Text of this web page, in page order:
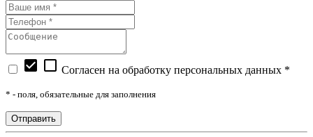
check_box check_box_outline_blank Согласен на обработку персональных данных *
* - поля, обязательные для заполнения